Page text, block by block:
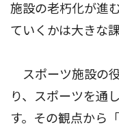
施設の老朽化が進
ていくかは大きな課
スポーツ施設の
り、スポーツを通
す。その観点から